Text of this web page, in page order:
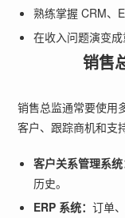
熟练掌握 CRM、
在收入问题演变成
销售
销售总监通常要使用
客户、跟踪商机和支
客户关系管理系
历史。
ERP 系统：订单